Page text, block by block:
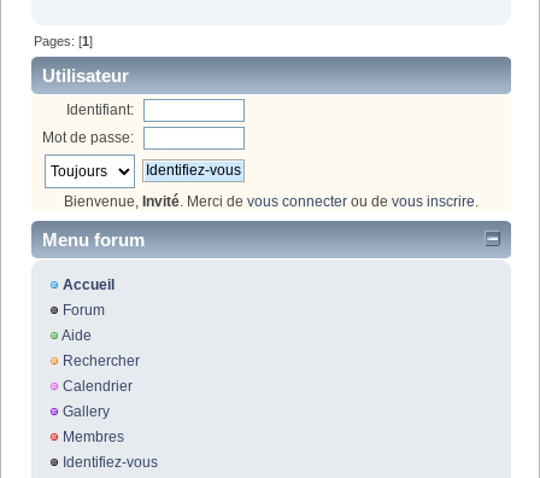
Pages: [1]
Utilisateur
Identifiant:
Mot de passe:
Bienvenue, Invité . Merci de vous connecter ou de vous inscrire
Menu forum
Accueil
Forum
Aide
Rechercher
Calendrier
Gallery
Membres
Identifiez-vous